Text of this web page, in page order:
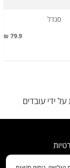
סנדל
79.9 ₪
ידי עובדים